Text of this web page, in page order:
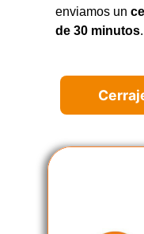
enviamos un
de 30 minutos.